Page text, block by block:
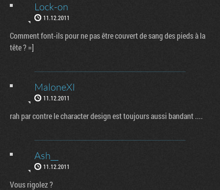
Lock-on
11.12.2011
Comment font-ils pour ne pas être couvert de sang des pieds à la
tête ? =]
MaloneXI
11.12.2011
rah par contre le character design est toujours aussi bandant ....
Ash__
11.12.2011
Vous rigolez ?